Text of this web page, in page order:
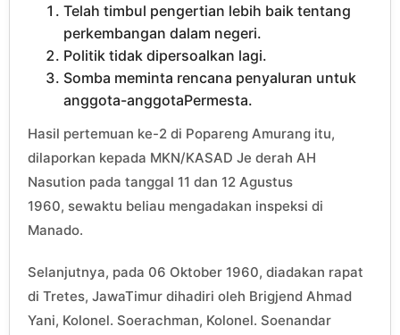
Telah timbul pengertian lebih baik tentang
perkembangan dalam negeri.
Politik tidak dipersoalkan lagi.
Somba meminta rencana penyaluran untuk
anggota-anggotaPermesta.
Hasil pertemuan ke-2 di Popareng Amurang itu,
dilaporkan kepada MKN/KASAD Je derah AH
Nasution pada tanggal 11 dan 12 Agustus
1960, sewaktu beliau mengadakan inspeksi di
Manado.
Selanjutnya, pada 06 Oktober 1960, diadakan rapat
di Tretes, JawaTimur dihadiri oleh Brigjend Ahmad
Yani, Kolonel. Soerachman, Kolonel. Soenandar